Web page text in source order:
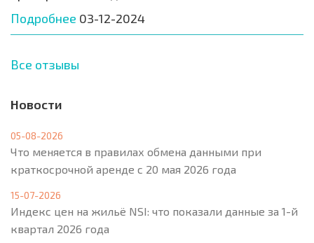
Подробнее 03-12-2024
Все отзывы
Новости
05-08-2026
Что меняется в правилах обмена данными при
краткосрочной аренде с 20 мая 2026 года
15-07-2026
Индекс цен на жильё NSI: что показали данные за 1-й
квартал 2026 года